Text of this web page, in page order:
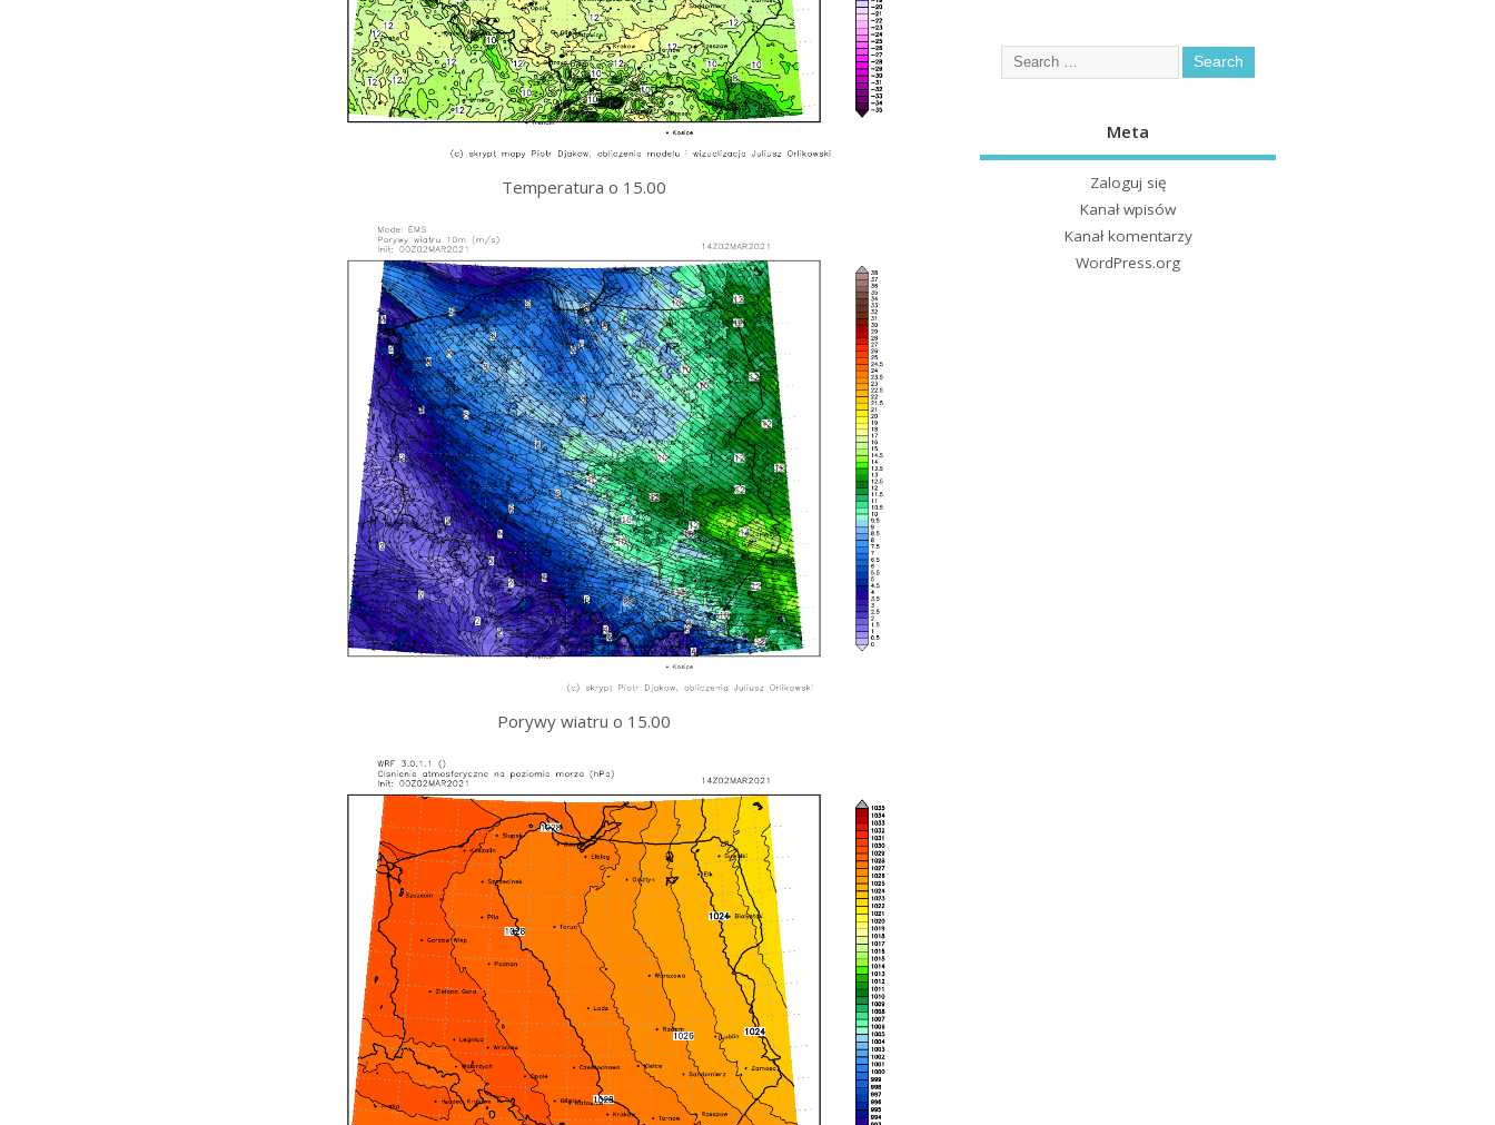
Temperatura o 15.00
Porywy wiatru o 15.00
Meta
Zaloguj się
Kanał wpisów
Kanał komentarzy
WordPress.org